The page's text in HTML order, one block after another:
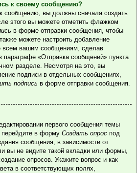
к своему сообщению?
сообщению, вы должны сначала создать
этого вы можете отметить флажком
в форме отправки сообщения, чтобы
можете настроить добавление
всем вашим сообщениям, сделав
«Отправка сообщений» пункта
разделе. Несмотря на это, вы
подписи в отдельных сообщениях,
подпись в форме отправки сообщения.
первого сообщения темы
в форму Создать опрос под
сообщения, в зависимости от
вы не видите такой вкладки или формы,
опросов. Укажите вопрос и как
в соответствующих полях,